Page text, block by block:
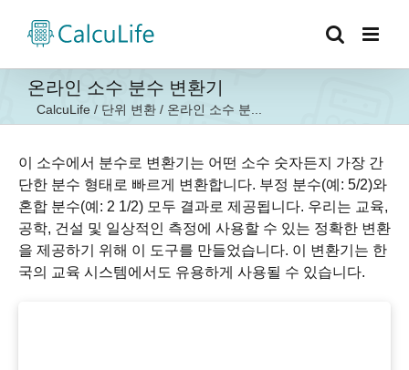
온라인 소수 분수 변환기
CalcuLife / 단위 변환 / 온라인 소수 분...
이 소수에서 분수로 변환기는 어떤 소수 숫자든지 가장 간
단한 분수 형태로 빠르게 변환합니다. 부정 분수(예: 5/2)와
혼합 분수(예: 2 1/2) 모두 결과로 제공됩니다. 우리는 교육,
공학, 건설 및 일상적인 측정에 사용할 수 있는 정확한 변환
을 제공하기 위해 이 도구를 만들었습니다. 이 변환기는 한
국의 교육 시스템에서도 유용하게 사용될 수 있습니다.